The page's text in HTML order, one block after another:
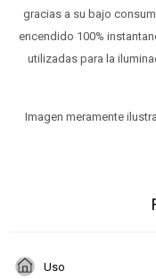
gracias a su bajo
encendido 100%
utilizadas para la
Imagen meramente
Uso